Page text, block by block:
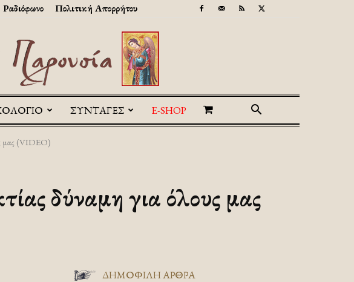
Ραδιόφωνο Πολιτική Απορρήτου
ΣΥΝΤΑΓΕΣ E-SHOP
μας (VIDEO)
δύναμη για όλους μας
ΔΗΜΟΦΙΛΗ ΑΡΘΡΑ